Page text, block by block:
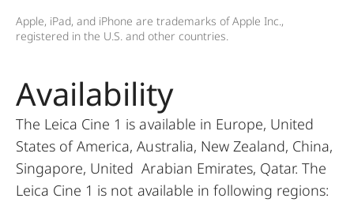
Apple, iPad, and iPhone are trademarks of Apple Inc.,
registered in the U.S. and other countries.
Availability
The Leica Cine 1 is available in Europe, United
States of America, Australia, New Zealand, China,
Singapore, United Arabian Emirates, Qatar. The
Leica Cine 1 is not available in following regions: